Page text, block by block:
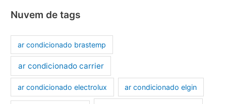
Nuvem de tags
ar condicionado brastemp
ar condicionado carrier
ar condicionado electrolux ar condicionado elgin